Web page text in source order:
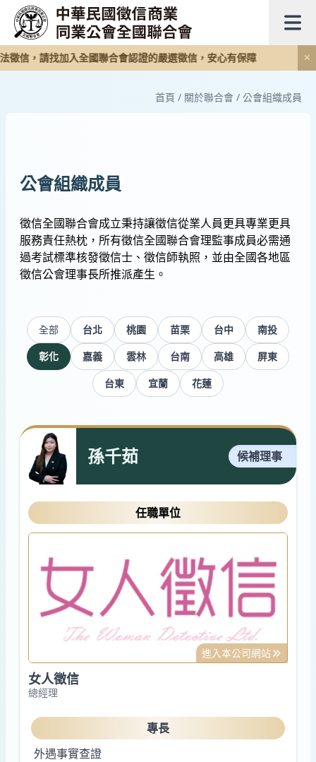
徵信，請找加入全國聯合會認證的嚴選徵信，安心有保障 ✕
首頁 / 關於聯合會 / 公會組織成員
公會組織成員
徵信全國聯合會成立秉持讓徵信從業人員更具專業更具
服務責任熱枕，所有徵信全國聯合會理監事成員必需通
過考試標準核發徵信士、徵信師執照，並由全國各地區
徵信公會理事長所推派產生。
全部 台北 桃園 苗栗 台中
南投
彰化
嘉義 雲林 台南 高雄
屏東
台東
宜蘭 花蓮
孫千茹 候補理事
專長
外遇事實查證
任職單位
進入本公司網站
女人徵信
總經理